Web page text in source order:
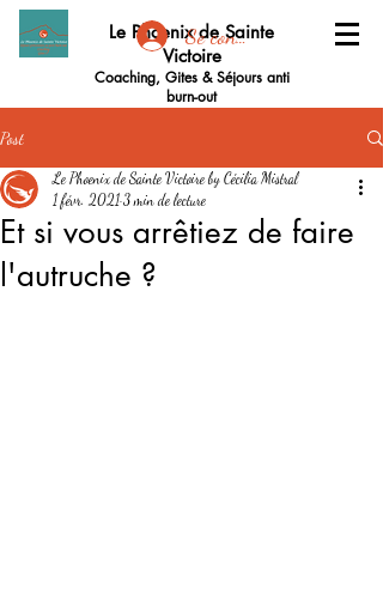
Le Phoenix de Sainte
Victoire
Coaching, Gites & Séjours anti
burn-out
Se connecter
Post
Et si vous arrêtiez de faire
l'autruche ?
Le Phoenix de Sainte Victoire by Cécilia Mistral
1 févr. 2021 3 min de lecture